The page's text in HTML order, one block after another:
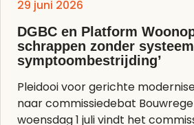
29 juni 2026
DGBC en Platform
schrappen zonder
symptoombestrijding’
Pleidooi voor gerichte
naar commissiedebat
woensdag 1 juli vindt het